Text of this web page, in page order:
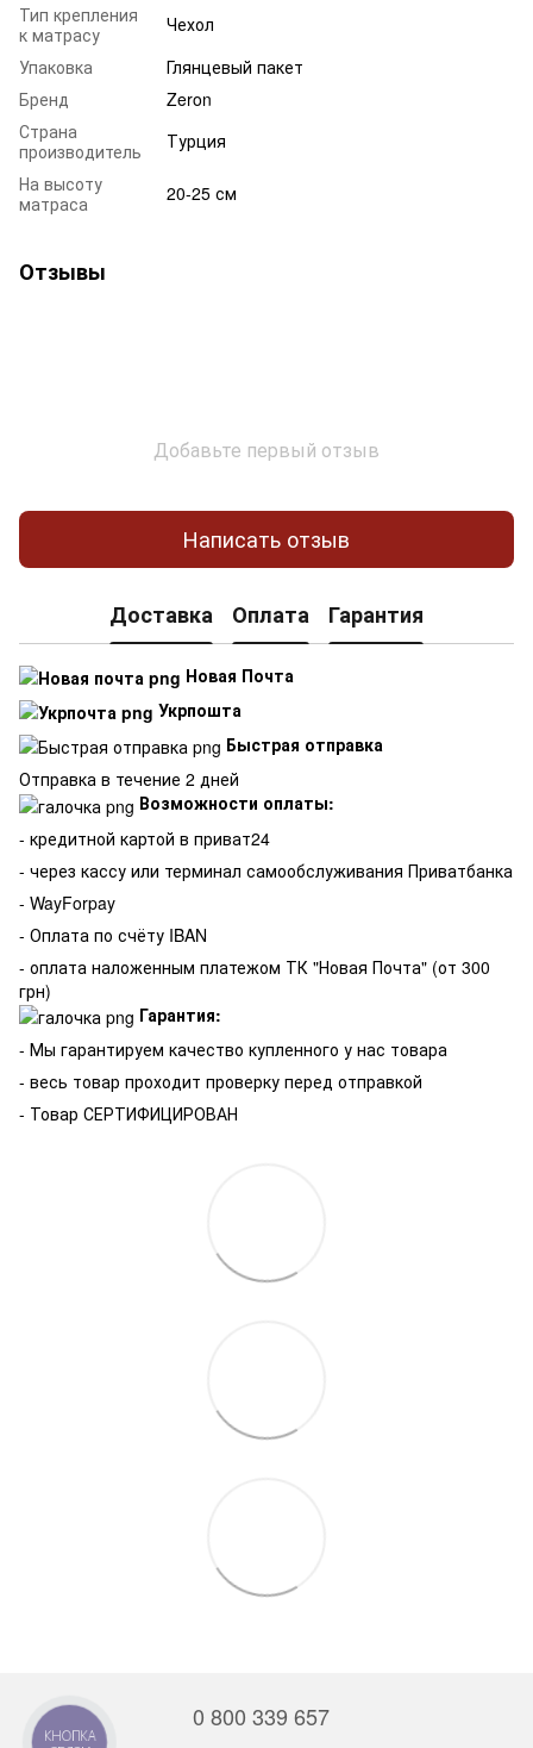
Тип крепления
к матрасу
Чехол
Упаковка
Глянцевый пакет
Бренд
Zeron
Страна
производитель
Турция
На высоту
матраса
20-25 см
Отзывы
Добавьте первый отзыв
Написать отзыв
Доставка Оплата Гарантия
Новая Почта
Укрпошта
Быстрая отправка
Отправка в течение 2 дней
Возможности оплаты:
- кредитной картой в приват24
- через кассу или терминал самообслуживания Приватбанка
- WayForpay
- Оплата по счёту IBAN
- оплата наложенным платежом ТК "Новая Почта" (от 300
грн)
Гарантия:
- Мы гарантируем качество купленного у нас товара
- весь товар проходит проверку перед отправкой
- Товар СЕРТИФИЦИРОВАН
0 800 339 657
КНОПКА